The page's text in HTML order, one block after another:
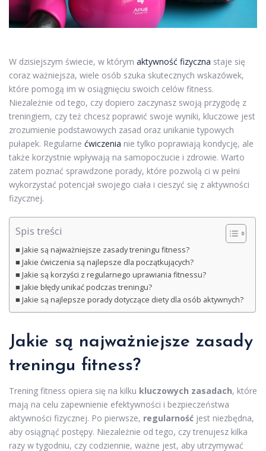
W dzisiejszym świecie, w którym aktywność fizyczna staje się
coraz ważniejsza, wiele osób szuka skutecznych wskazówek,
które pomogą im w osiągnięciu swoich celów fitness.
Niezależnie od tego, czy dopiero zaczynasz swoją przygodę z
treningiem, czy też chcesz poprawić swoje wyniki, kluczowe jest
zrozumienie podstawowych zasad oraz unikanie typowych
pułapek. Regularne ćwiczenia nie tylko poprawiają kondycję, ale
także korzystnie wpływają na samopoczucie i zdrowie. Warto
zatem poznać sprawdzone porady, które pozwolą ci w pełni
wykorzystać potencjał swojego ciała i cieszyć się z aktywności
fizycznej.
Spis treści
Jakie są najważniejsze zasady treningu fitness?
Jakie ćwiczenia są najlepsze dla początkujących?
Jakie są korzyści z regularnego uprawiania fitnessu?
Jakie błędy unikać podczas treningu?
Jakie są najlepsze porady dotyczące diety dla osób aktywnych?
Jakie są najważniejsze zasady
treningu fitness?
Trening fitness opiera się na kilku kluczowych zasadach, które
mają na celu zapewnienie efektywności i bezpieczeństwa
aktywności fizycznej. Po pierwsze, regularność jest niezbędna,
aby osiągnąć postępy. Niezależnie od tego, czy trenujesz kilka
razy w tygodniu, czy codziennie, ważne jest, aby utrzymywać